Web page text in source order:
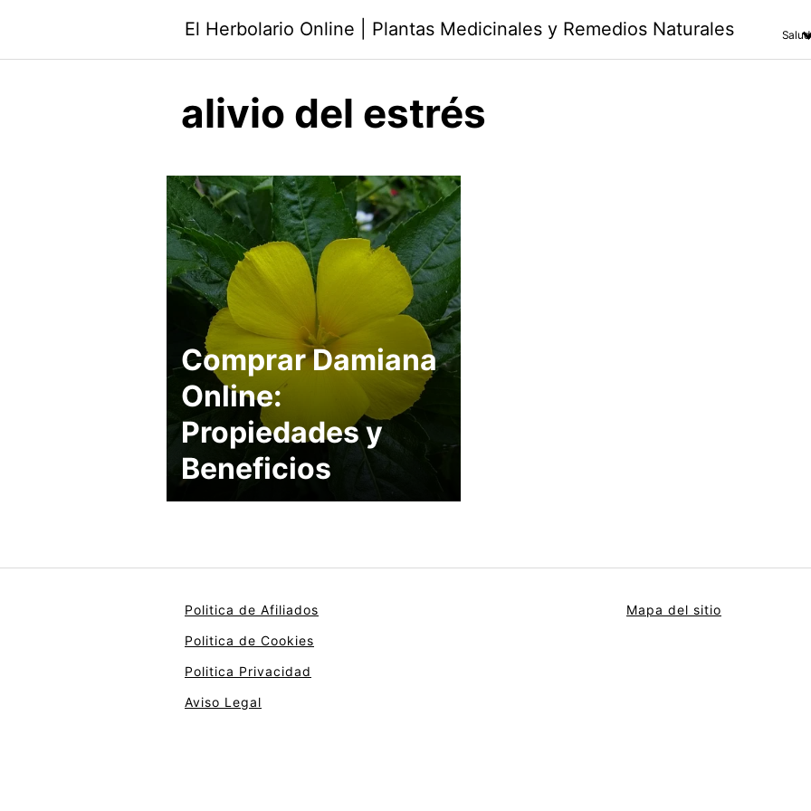
El Herbolario Online | Plantas Medicinales y Remedios Naturales Salud
alivio del estrés
Comprar Damiana
Online:
Propiedades y
Beneficios
Politica de Afiliados
Politica de Cookies
Politica Privacidad
Aviso Legal
Mapa del sitio